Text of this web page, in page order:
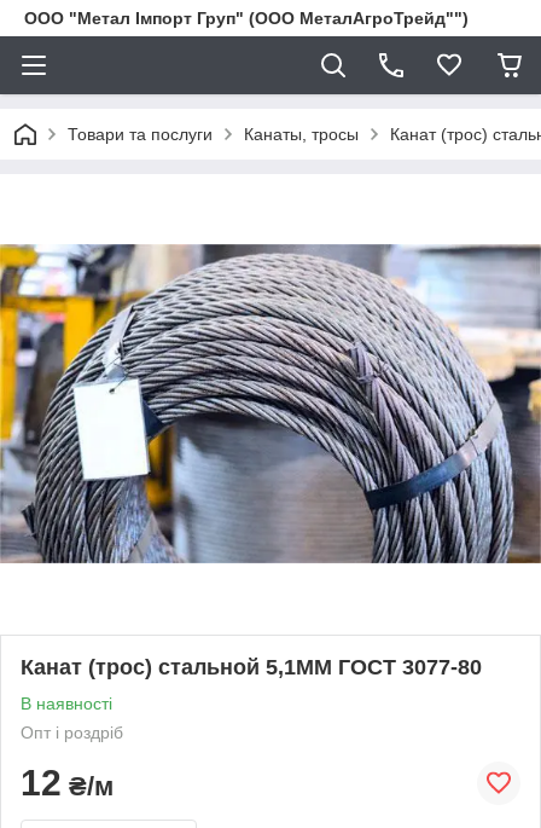
ООО "Метал Імпорт Груп" (ООО МеталАгроТрейд"")
Товари та послуги Канаты, тросы Канат (трос)
Канат (трос) стальной 5,1ММ ГОСТ 3077-80
В наявності
Опт і роздріб
12 ₴/м